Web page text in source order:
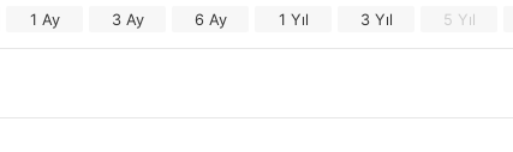
1 Ay 3 Ay 6 Ay 1 Yıl 3 Yıl 5 Yıl